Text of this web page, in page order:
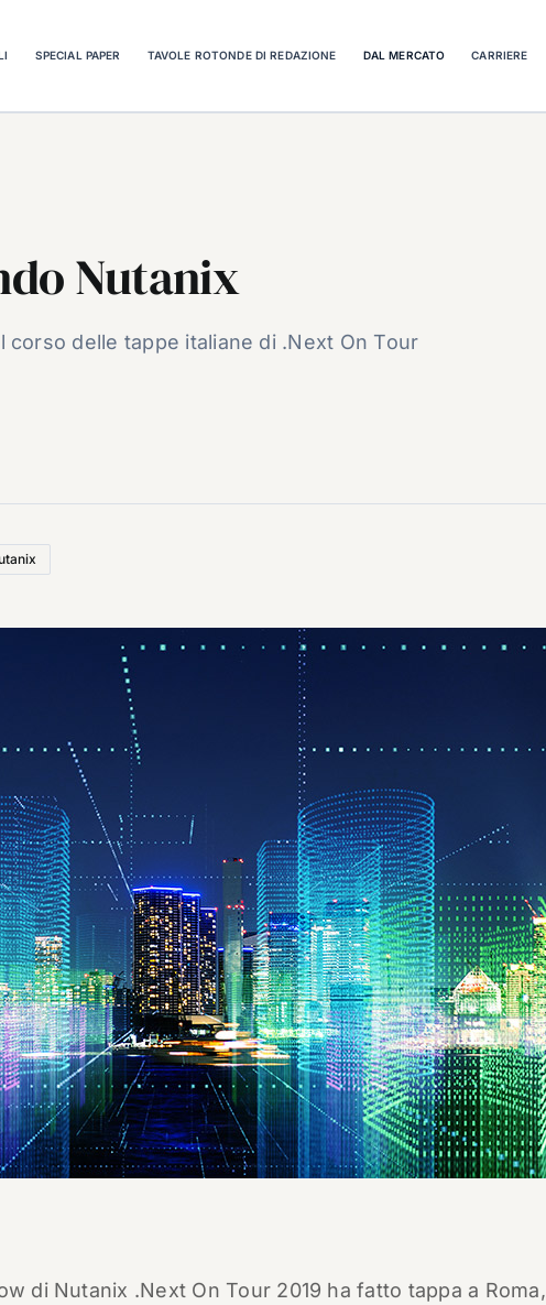
SPECIAL PAPER TAVOLE ROTONDE DI REDAZIONE DAL MERCATO CARRIERE
Nutanix
delle tappe italiane di .Next On Tour
di Nutanix .Next On Tour 2019 ha fatto tappa a Roma,